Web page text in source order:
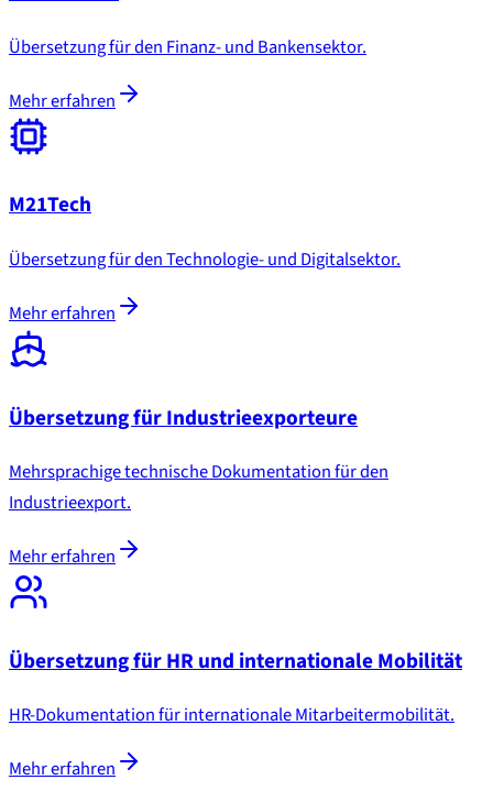
Übersetzung für den Finanz- und Bankensektor.
Mehr erfahren
M21Tech
Übersetzung für den Technologie- und Digitalsektor.
Mehr erfahren
Übersetzung für Industrieexporteure
Mehrsprachige technische Dokumentation für den
Industrieexport.
Mehr erfahren
Übersetzung für HR und internationale Mobilität
HR-Dokumentation für internationale Mitarbeitermobilität.
Mehr erfahren